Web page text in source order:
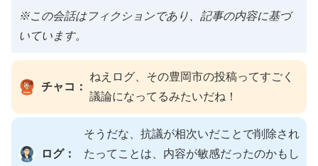
※この会話はフィクションであり、記事の内容に基づ
いています。
チャコ：
ねえログ、その豊岡市の投稿ってすごく
議論になってるみたいだね！
ログ：
そうだな、抗議が相次いだことで削除され
たってことは、内容が敏感だったのかもし